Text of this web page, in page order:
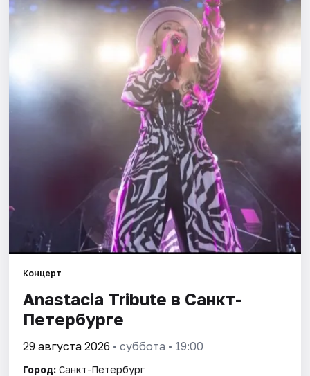
Артисты
Концерт
Anastacia Tribute в Санкт-
Петербурге
29 августа 2026 • суббота • 19:00
Город: Санкт-Петербург